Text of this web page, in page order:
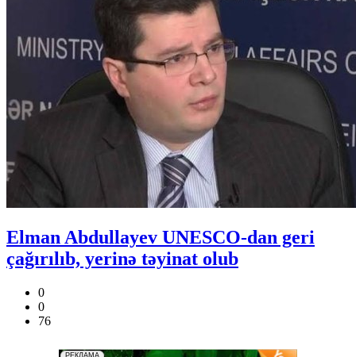
Elman Abdullayev UNESCO-dan geri
çağırılıb, yerinə təyinat olub
0
0
76